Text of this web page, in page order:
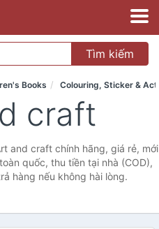
Tìm kiếm
Books Colouring, Sticker &
craft
and craft chính hãng, giá rẻ, mới
quốc, thu tiền tại nhà (COD),
hàng nếu không hài lòng.